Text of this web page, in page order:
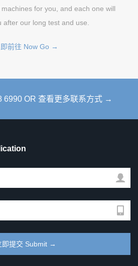
for you, and each one will
after our long test and use.
前往 Now Go →
6990 OR 查看更多联系方式 →